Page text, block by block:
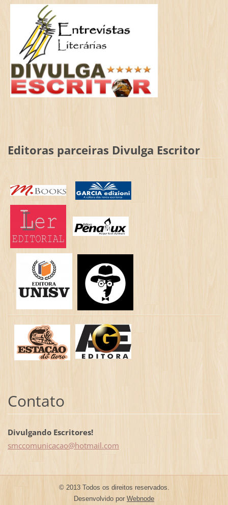
Editoras parceiras Divulga Escritor
Contato
Divulgando Escritores!
smccomunicacao@hotmail.com
© 2013 Todos os direitos reservados.
Desenvolvido por Webnode